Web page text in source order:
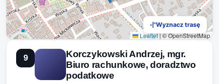
Leaflet|© OpenStreetMap
Wyznacz trasę
9
Korczykowski Andrzej, mgr.
Biuro rachunkowe, doradztwo
podatkowe